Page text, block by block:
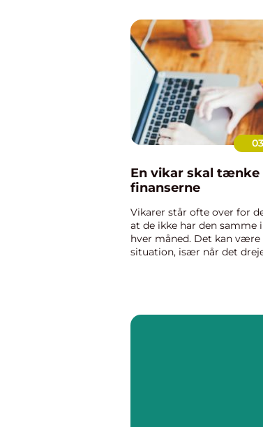
En vikar skal tænke
finanserne
Vikarer står ofte over for
at de ikke har den samme
hver måned. Det kan være
situation, især når det